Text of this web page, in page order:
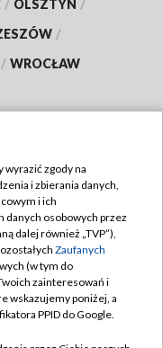
/ OLSZTYN /
/
/ WROCŁAW
wyrazić zgody na
i zbierania danych,
i ich
danych osobowych przez
dalej również „TVP”),
Zaufanych
(w tym do
zainteresowań i
wskazujemy poniżej, a
PPID do Google.